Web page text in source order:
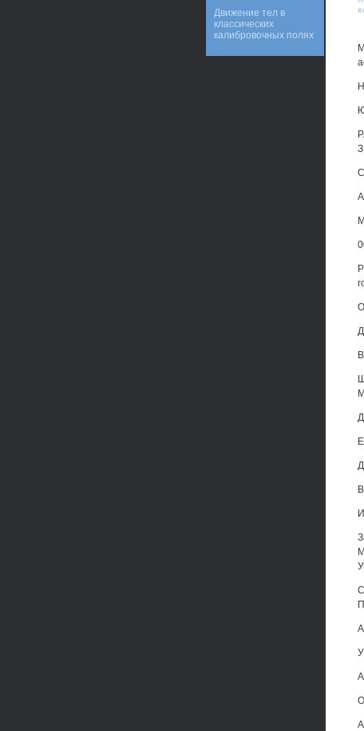
Движение тел в
классических
калибровочных полях